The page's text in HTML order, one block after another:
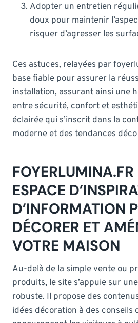
Adopter un entretien
doux pour maintenir
risquer d’agresser les
Ces astuces, relayées par
base fiable pour assurer la
installation, assurant ainsi une
entre sécurité, confort et
éclairée qui s’inscrit dans la
moderne et des tendances
FOYERLUMINA.FR
ESPACE
D’INFORMATION
DÉCORER ET
VOTRE MAISON
Au-delà de la simple vente ou
produits, le site s’appuie sur
robuste. Il propose des
idées décoration à des conseils